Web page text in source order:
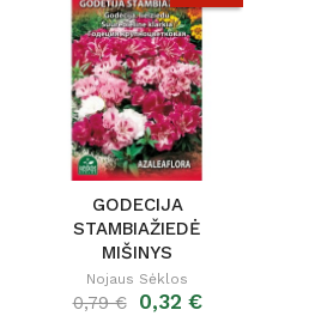
GODECIJA
STAMBIAŽIEDĖ
MIŠINYS
Nojaus Sėklos
0,79 € 0,32 €